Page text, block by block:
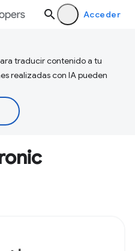
Acceder
traducir contenido a tu
realizadas con IA pueden